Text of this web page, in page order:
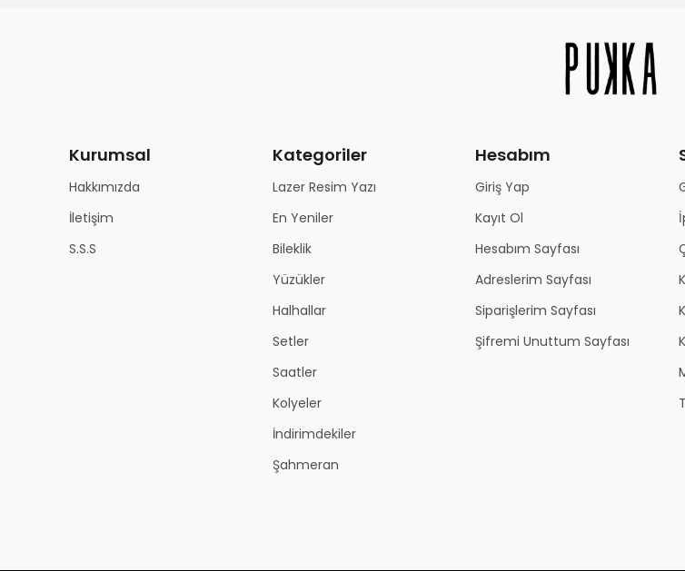
Kurumsal
Hakkımızda
İletişim
S.S.S
Kategoriler
Lazer Resim Yazı
En Yeniler
Bileklik
Yüzükler
Halhallar
Setler
Saatler
Kolyeler
İndirimdekiler
Şahmeran
Hesabım
Giriş Yap
Kayıt Ol
Hesabım Sayfası
Adreslerim Sayfası
Siparişlerim Sayfası
Şifremi Unuttum Sayfası